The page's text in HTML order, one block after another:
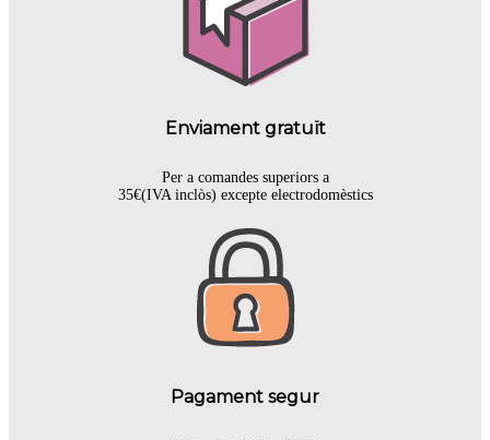
Enviament gratuït
Per a comandes superiors a
35€(IVA inclòs) excepte electrodomèstics
Pagament segur